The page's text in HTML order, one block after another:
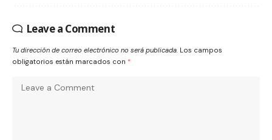
Leave a Comment
Tu dirección de correo electrónico no será publicada. Los campos
obligatorios están marcados con *